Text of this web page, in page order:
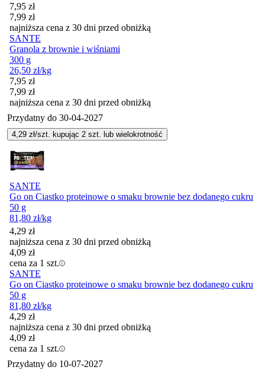
Cena promocyjna
7,95 zł
7,99 zł
najniższa cena z 30 dni przed obniżką
SANTE
Granola z brownie i wiśniami
300 g
26,50 zł/kg
Cena promocyjna
7,95 zł
7,99 zł
najniższa cena z 30 dni przed obniżką
Przydatny do 30-04-2027
4,29 zł/szt. kupując 2 szt. lub wielokrotność
SANTE
Go on Ciastko proteinowe o smaku brownie bez dodanego cukru
50 g
81,80 zł/kg
4,29 zł
najniższa cena z 30 dni przed obniżką
4,09 zł
cena za 1 szt.
SANTE
Go on Ciastko proteinowe o smaku brownie bez dodanego cukru
50 g
81,80 zł/kg
4,29 zł
najniższa cena z 30 dni przed obniżką
4,09 zł
cena za 1 szt.
Przydatny do 10-07-2027